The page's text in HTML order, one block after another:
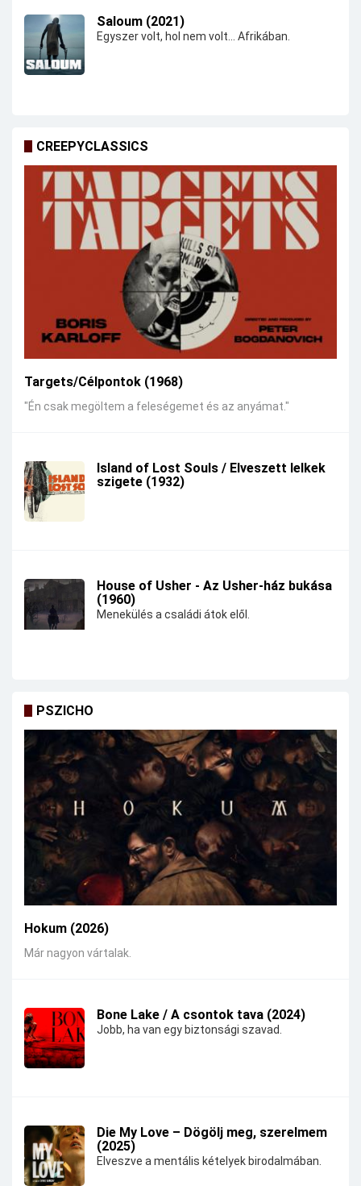
Saloum (2021)
Egyszer volt, hol nem volt... Afrikában.
CREEPYCLASSICS
Targets/Célpontok (1968)
"Én csak megöltem a feleségemet és az anyámat."
Island of Lost Souls / Elveszett lelkek
szigete (1932)
House of Usher - Az Usher-ház bukása
(1960)
Menekülés a családi átok elől.
PSZICHO
Hokum (2026)
Már nagyon vártalak.
Bone Lake / A csontok tava (2024)
Jobb, ha van egy biztonsági szavad.
Die My Love – Dögölj meg, szerelmem
(2025)
Elveszve a mentális kételyek birodalmában.